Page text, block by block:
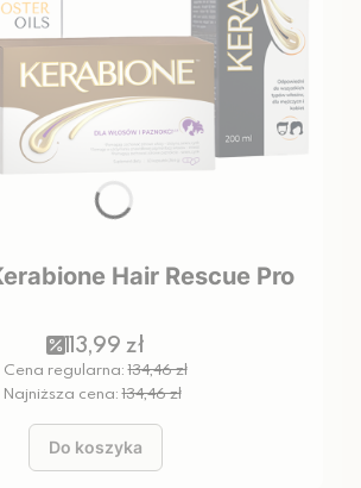
Hair Rescue Pro
113,99 zł
Cena regularna:134,46 zł
Najniższa cena:134,46 zł
Do koszyka